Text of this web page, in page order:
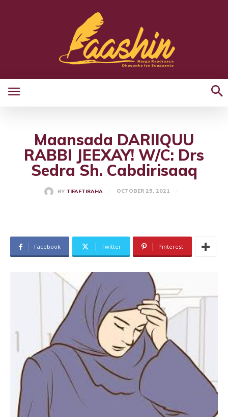
Maansada DARIIQUU
RABBI JEEXAY! W/C: Drs
Sedra Sh. Cabdirisaaq
BY TIFAFTIRAHA OCTOBER 25, 2021
Facebook Twitter Pinterest